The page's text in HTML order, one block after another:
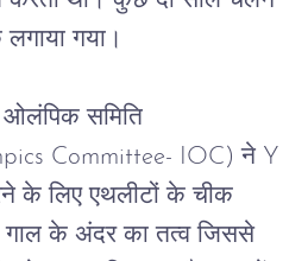
लगाया गया।
ओलंपिक समिति
Committee- IOC) ने Y
के लिए एथलीटों के चीक
गाल के अंदर का तत्व जिससे